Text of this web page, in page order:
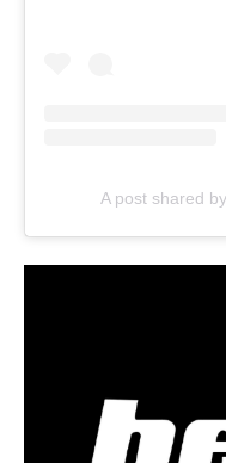
A post shared